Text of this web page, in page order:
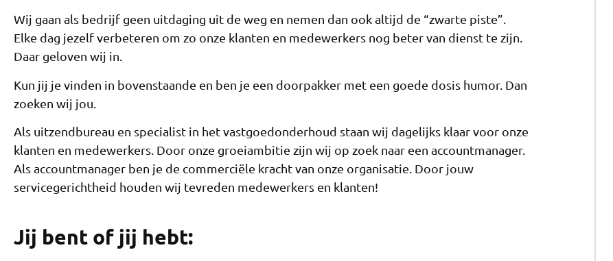
Wij gaan als bedrijf geen uitdaging uit de weg en nemen dan ook altijd de “zwarte piste”.
Elke dag jezelf verbeteren om zo onze klanten en medewerkers nog beter van dienst te zijn.
Daar geloven wij in.
Kun jij je vinden in bovenstaande en ben je een doorpakker met een goede dosis humor. Dan
zoeken wij jou.
Als uitzendbureau en specialist in het vastgoedonderhoud staan wij dagelijks klaar voor onze
klanten en medewerkers. Door onze groeiambitie zijn wij op zoek naar een accountmanager.
Als accountmanager ben je de commerciële kracht van onze organisatie. Door jouw
servicegerichtheid houden wij tevreden medewerkers en klanten!
Jij bent of jij hebt: